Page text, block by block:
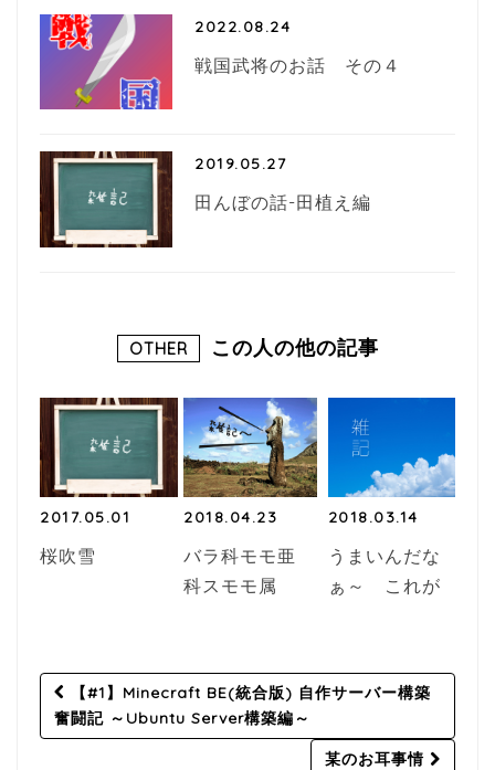
2022.08.24
戦国武将のお話 その４
2019.05.27
田んぼの話-田植え編
OTHER この人の他の記事
2017.05.01
桜吹雪
2018.04.23
バラ科モモ亜
科スモモ属
2018.03.14
うまいんだな
ぁ～ これが
Post
navigation
【#1】Minecraft BE(統合版) 自作サーバー構築
奮闘記 ～Ubuntu Server構築編～
某のお耳事情